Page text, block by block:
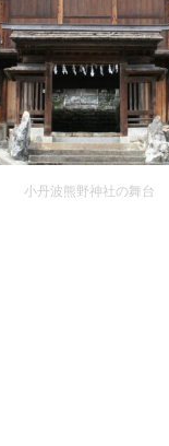
小丹波熊野神社の舞台